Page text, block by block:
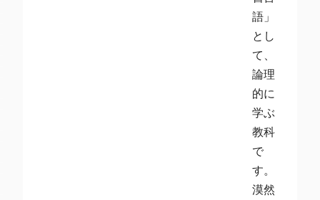
語」
とし
て、
論理
的に
学ぶ
教科
で
す。
漠然